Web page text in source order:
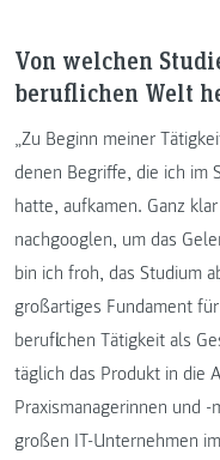
Von welchen
beruflichen Welt
„Zu Beginn meiner
denen Begriffe, die ich im
hatte, aufkamen. Ganz
nachgooglen, um das
bin ich froh, das Studium
großartiges Fundament
beruflichen Tätigkeit als
täglich das Produkt in die
Praxismanagerinnen und
großen IT-Unternehmen